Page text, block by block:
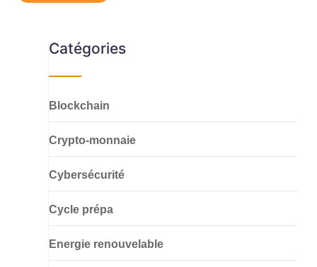
Catégories
Blockchain
Crypto-monnaie
Cybersécurité
Cycle prépa
Energie renouvelable